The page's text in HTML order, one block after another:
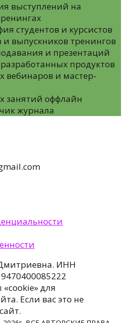
выступлений на
студентов и курсистов
и выпускников тренингов
и презентаций
продуктов
вебинаров и мастер-
занятий оффлайн
журнала
ИНН
для
Если вас это не